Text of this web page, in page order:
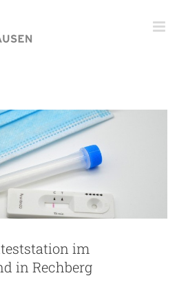
im
in Rechberg